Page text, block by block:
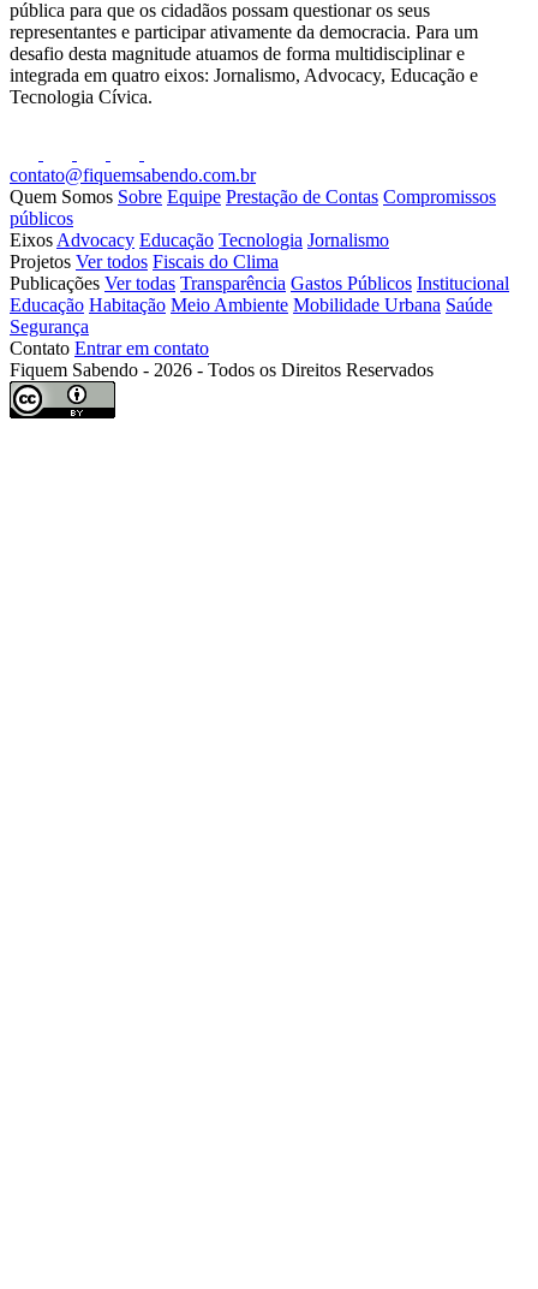
pública para que os cidadãos possam questionar os seus
representantes e participar ativamente da democracia. Para um
desafio desta magnitude atuamos de forma multidisciplinar e
integrada em quatro eixos: Jornalismo, Advocacy, Educação e
Tecnologia Cívica.
contato@fiquemsabendo.com.br
Quem Somos Sobre Equipe Prestação de Contas Compromissos
públicos
Eixos Advocacy Educação Tecnologia Jornalismo
Projetos Ver todos Fiscais do Clima
Publicações Ver todas Transparência Gastos Públicos Institucional
Educação Habitação Meio Ambiente Mobilidade Urbana Saúde
Segurança
Contato Entrar em contato
Fiquem Sabendo - 2026 - Todos os Direitos Reservados